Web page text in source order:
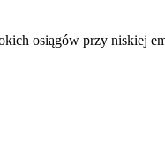
osiągów przy niskiej